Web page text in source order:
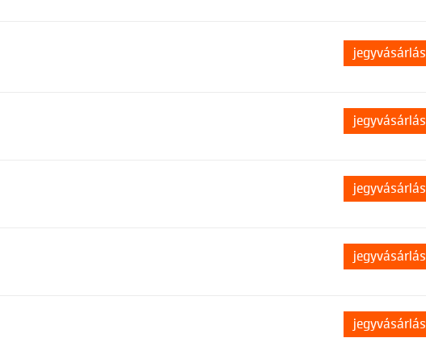
jegyvásárlás
jegyvásárlás
jegyvásárlás
jegyvásárlás
jegyvásárlás